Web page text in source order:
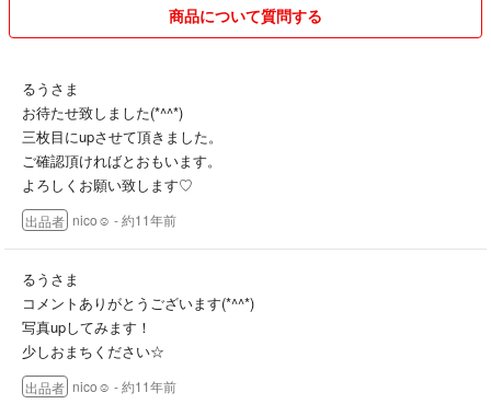
※自宅保管のものです。神経質な方はご遠慮ください
※郵送中の事故は責任はおいかねます。
ください
※商品は自宅保管の物がおおく出品させて頂いております。細かい傷が
ある場合があります。あくまで新品でも、保管品ですのでご容赦くださ
い
ご了承のうえお取り引き願います。
※他サイトにも出品しておりますのでsoldoutのものはすぐに削除させて
頂いております。
※コメントに購入します！と記載されてから1h購入申請がない場合で他
サイトでの売れてしまった場合は他サイトでの申請を優先させて頂きま
す。ご了承くださいませ。
商品について質問する
るうさま
お待たせ致しました(*^^*)
三枚目にupさせて頂きました。
ご確認頂ければとおもいます。
よろしくお願い致します♡
出品者 nico☺︎ - 約11年前
るうさま
コメントありがとうございます(*^^*)
写真upしてみます！
少しおまちください☆
出品者 nico☺︎ - 約11年前